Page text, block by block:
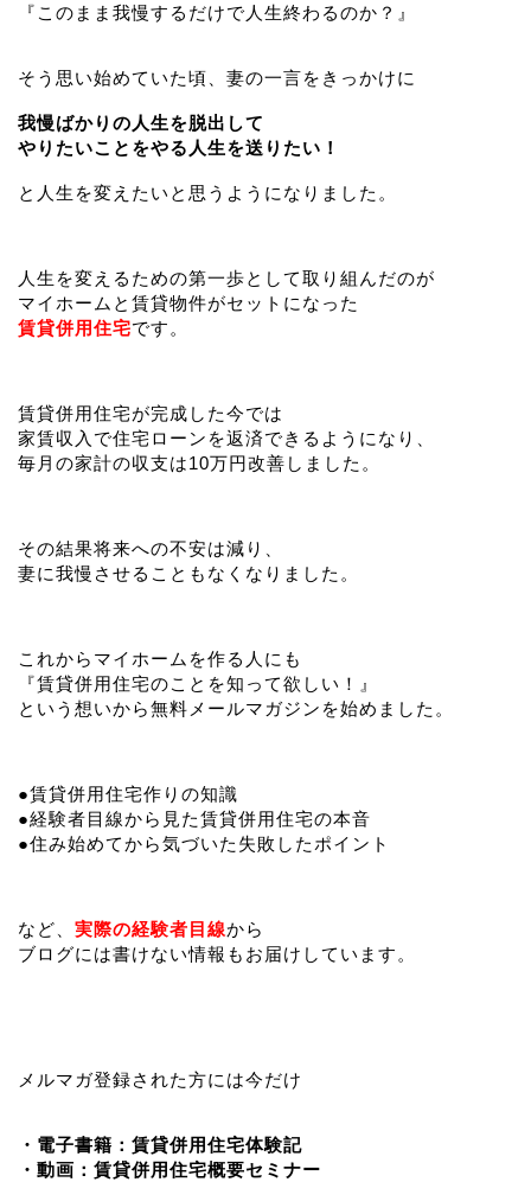
『このまま我慢するだけで人生終わるのか？』
そう思い始めていた頃、妻の一言をきっかけに
我慢ばかりの人生を脱出して
やりたいことをやる人生を送りたい！
と人生を変えたいと思うようになりました。
人生を変えるための第一歩として取り組んだのが
マイホームと賃貸物件がセットになった
賃貸併用住宅です。
賃貸併用住宅が完成した今では
家賃収入で住宅ローンを返済できるようになり、
毎月の家計の収支は10万円改善しました。
その結果将来への不安は減り、
妻に我慢させることもなくなりました。
これからマイホームを作る人にも
『賃貸併用住宅のことを知って欲しい！』
という想いから無料メールマガジンを始めました。
●賃貸併用住宅作りの知識
●経験者目線から見た賃貸併用住宅の本音
●住み始めてから気づいた失敗したポイント
など、 実際の経験者目線から
ブログには書けない情報もお届けしています。
メルマガ登録された方には今だけ
・電子書籍：賃貸併用住宅体験記
・動画：賃貸併用住宅概要セミナー